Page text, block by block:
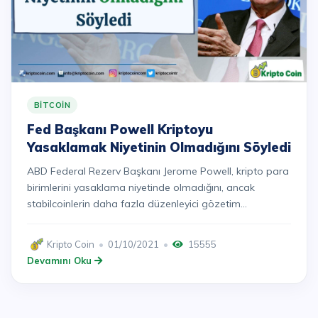
BITCOIN
Fed Başkanı Powell Kriptoyu
Yasaklamak Niyetinin Olmadığını Söyledi
ABD Federal Rezerv Başkanı Jerome Powell, kripto para
birimlerini yasaklama niyetinde olmadığını, ancak
stabilcoinlerin daha fazla düzenleyici gözetim...
Kripto Coin 01/10/2021
15555
Devamını Oku